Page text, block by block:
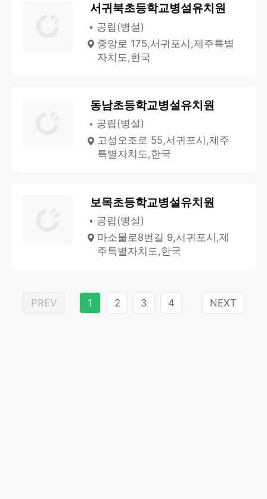
서귀북초등학교병설유치원
공립(병설)
중앙로 175,서귀포시,제주특별
자치도,한국
동남초등학교병설유치원
공립(병설)
고성오조로 55,서귀포시,제주
특별자치도,한국
보목초등학교병설유치원
공립(병설)
마소물로8번길 9,서귀포시,제
주특별자치도,한국
PREV 1 2 3 4 NEXT